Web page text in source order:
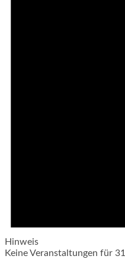
Hinweis
Keine Veranstaltungen für